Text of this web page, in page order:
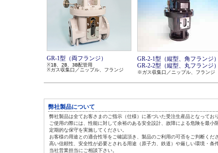
GR-1型（両フランジ）
※1B、2B、3B配管用
※ガス収集口／ニップル、フランジ
GR-2-1型（縦型、角フランジ
GR-2-2型（縦型、丸フランジ
※ガス収集口／ニップル、フランジ
弊社製品について
弊社製品は全てお客さまのご指示（仕様）に基づいた受注生産品となってお
ご使用の際には、性能に対して余裕のある安全設計、故障による危険を最小
定期的な保守を実施してください。
お客様の用途との適合性等をご確認頂き、製品のご利用の可否をご判断くだ
高い信頼性、安全性が必要とされる用途（原子力、鉄道）や厳しい環境・条
当社営業担当にご相談下さい。